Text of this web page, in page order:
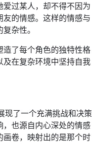
过某人，却不得不因为
的情感。这样的情感与
杂性。
了每个角色的独特性格
在复杂环境中坚持自我
现了一个充满挑战和决策
也源自内心深处的情感
卷，映射出的是那个时